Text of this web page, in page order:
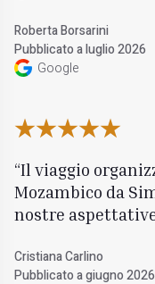
Roberta Borsarini
Pubblicato a luglio 2026
Google
Il viaggio
Mozambico da
nostre
Cristiana Carlino
Pubblicato a giugno 2026